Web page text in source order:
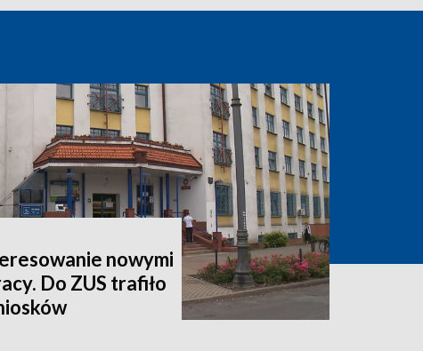
nowymi
Do ZUS trafiło